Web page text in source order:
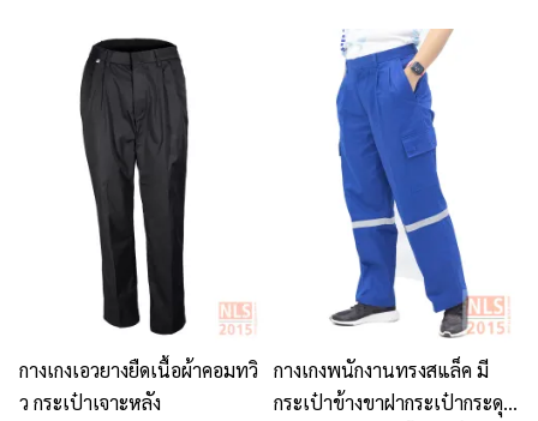
กางเกงเอวยางยืดเนื้อผ้าคอมทวิ
ว กระเป๋าเจาะหลัง
กางเกงพนักงานทรงสแล็ค มี
กระเป๋าข้างขาฝากระเป๋ากระดุม